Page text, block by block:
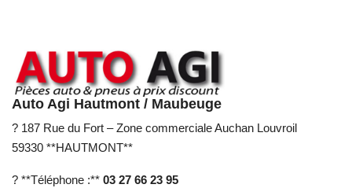
Auto Agi Hautmont / Maubeuge
? 187 Rue du Fort – Zone commerciale Auchan Louvroil
59330 **HAUTMONT**
? **Téléphone :** 03 27 66 23 95